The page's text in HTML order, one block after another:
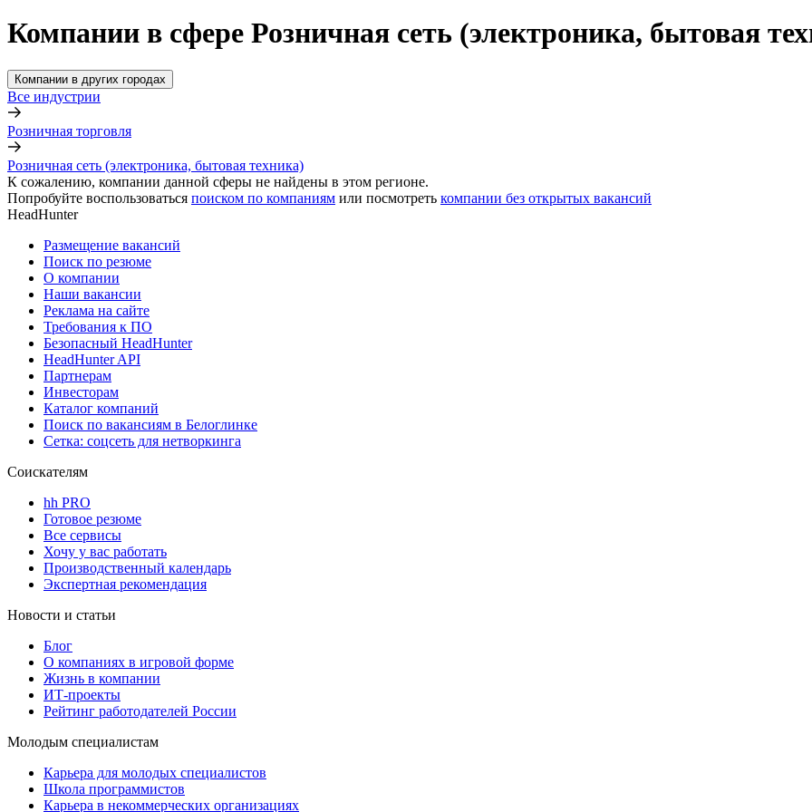
Компании в сфере Розничная сеть (электроника, бытовая
Компании в других городах
Все индустрии
Розничная торговля
Розничная сеть (электроника, бытовая техника)
К сожалению, компании данной сферы не найдены в этом регионе.
Попробуйте воспользоваться поиском по компаниям или посмотреть компании без открытых вакансий
HeadHunter
Размещение вакансий
Поиск по резюме
О компании
Наши вакансии
Реклама на сайте
Требования к ПО
Безопасный HeadHunter
HeadHunter API
Партнерам
Инвесторам
Каталог компаний
Поиск по вакансиям в Белоглинке
Сетка: соцсеть для нетворкинга
Соискателям
hh PRO
Готовое резюме
Все сервисы
Хочу у вас работать
Производственный календарь
Экспертная рекомендация
Новости и статьи
Блог
О компаниях в игровой форме
Жизнь в компании
ИТ-проекты
Рейтинг работодателей России
Молодым специалистам
Карьера для молодых специалистов
Школа программистов
Карьера в некоммерческих организациях